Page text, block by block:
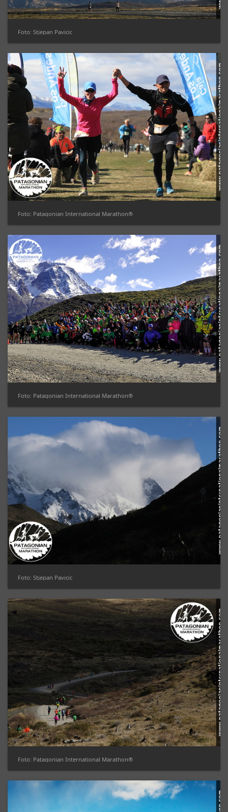
Foto: Stjepan Pavicic
Foto: Patagonian International Marathon®
Foto: Patagonian International Marathon®
Foto: Stjepan Pavicic
Foto: Patagonian International Marathon®